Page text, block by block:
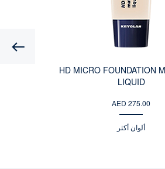
Previous
HD MICRO FOUNDATION
LIQUID
AED 275.00
ألوان أكثر